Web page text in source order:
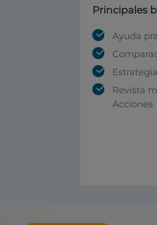
Principales
Ayuda
Revista
Acciones